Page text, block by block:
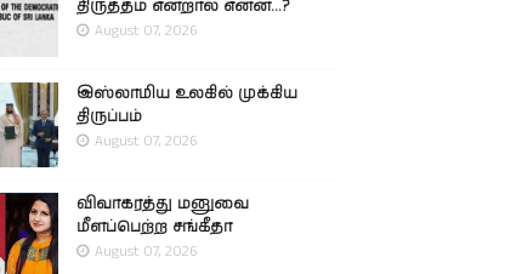
திருத்தம் என்றால் எனன...?
August 07, 2026
இஸ்லாமிய உலகில் முக்கிய
திருப்பம்
August 07, 2026
விவாகரத்து மனுவை
மீளப்பெற்ற சங்கீதா
August 07, 2026